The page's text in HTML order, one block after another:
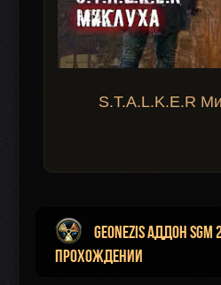
S.T.A.L.K.E.R
Geonezis аддон
прохождении